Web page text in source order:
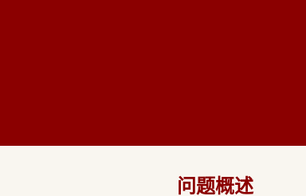
问题概述